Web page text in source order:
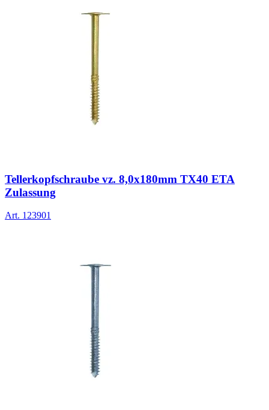
Tellerkopfschraube vz. 8,0x180mm TX40 ETA
Zulassung
Art. 123901